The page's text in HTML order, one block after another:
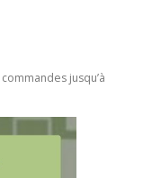
commandes jusqu’à